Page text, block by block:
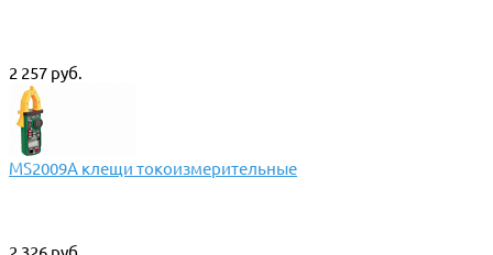
2 257 руб.
MS2009A клещи токоизмерительные